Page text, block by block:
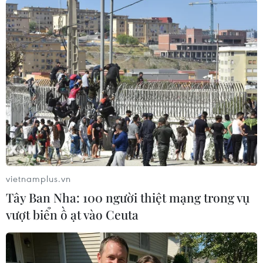
Theo dõi VietnamPlus
TIN CÙNG CHUYÊN MỤC
Vụ chuyên Tuyên Quang: Thu hồi,
hủy bỏ giấy chứng nhận kết quả thi
đã cấp
06/08/2026 13:55
Khuyến khích các cơ sở giáo dục đại
học cạnh tranh bằng chất lượng
06/08/2026 13:41
vietnamplus.vn
Tây Ban Nha: 100 người thiệt mạng trong vụ
vượt biển ồ ạt vào Ceuta